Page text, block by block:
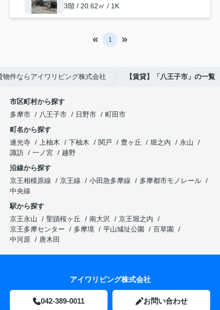
3階 / 20.62㎡ / 1K
1
件ならアイワリビング株式会社 【賃貸】「八王子市」の一覧
市区町村から探す
多摩市
八王子市 日野市
町田市
町名から探す
連光寺
上柚木 下柚木 関戸 豊ヶ丘 堀之内
永山
諏訪
一ノ宮
越野
沿線から探す
京王相模原線
京王線 小田急多摩線
多摩都市モノレール
中央線
駅から探す
京王永山
聖蹟桜ヶ丘 南大沢
京王堀之内
京王多摩センター
多摩境 平山城址公園
百草園
中河原
唐木田
アイワリビング株式会社
042-389-0011 お問い合わせ